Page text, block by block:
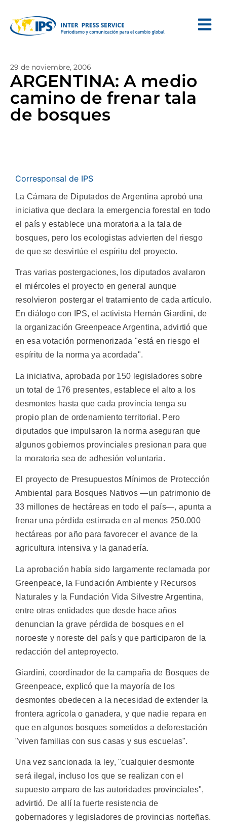
29 de noviembre, 2006
ARGENTINA: A medio
camino de frenar tala
de bosques
Corresponsal de IPS
La Cámara de Diputados de Argentina aprobó una
iniciativa que declara la emergencia forestal en todo
el país y establece una moratoria a la tala de
bosques, pero los ecologistas advierten del riesgo
de que se desvirtúe el espíritu del proyecto.
Tras varias postergaciones, los diputados avalaron
el miércoles el proyecto en general aunque
resolvieron postergar el tratamiento de cada artículo.
En diálogo con IPS, el activista Hernán Giardini, de
la organización Greenpeace Argentina, advirtió que
en esa votación pormenorizada "está en riesgo el
espíritu de la norma ya acordada".
La iniciativa, aprobada por 150 legisladores sobre
un total de 176 presentes, establece el alto a los
desmontes hasta que cada provincia tenga su
propio plan de ordenamiento territorial. Pero
diputados que impulsaron la norma aseguran que
algunos gobiernos provinciales presionan para que
la moratoria sea de adhesión voluntaria.
El proyecto de Presupuestos Mínimos de Protección
Ambiental para Bosques Nativos —un patrimonio de
33 millones de hectáreas en todo el país—, apunta a
frenar una pérdida estimada en al menos 250.000
hectáreas por año para favorecer el avance de la
agricultura intensiva y la ganadería.
La aprobación había sido largamente reclamada por
Greenpeace, la Fundación Ambiente y Recursos
Naturales y la Fundación Vida Silvestre Argentina,
entre otras entidades que desde hace años
denuncian la grave pérdida de bosques en el
noroeste y noreste del país y que participaron de la
redacción del anteproyecto.
Giardini, coordinador de la campaña de Bosques de
Greenpeace, explicó que la mayoría de los
desmontes obedecen a la necesidad de extender la
frontera agrícola o ganadera, y que nadie repara en
que en algunos bosques sometidos a deforestación
"viven familias con sus casas y sus escuelas".
Una vez sancionada la ley, "cualquier desmonte
será ilegal, incluso los que se realizan con el
supuesto amparo de las autoridades provinciales",
advirtió. De allí la fuerte resistencia de
gobernadores y legisladores de provincias norteñas.